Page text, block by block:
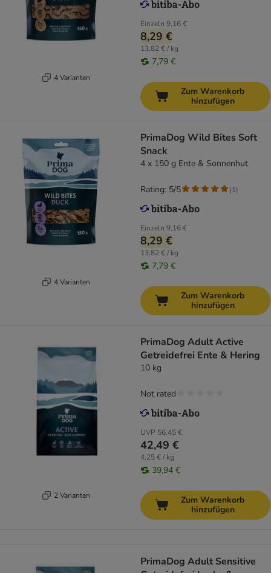
4 Varianten
Einzeln 9,16 €
8,29 €
13,82 € / kg
7,79 €
Zum Warenkorb
hinzufügen
4 Varianten
PrimaDog Wild Bites Soft
Snack
4 x 150 g Ente & Sonnenhut
Einzeln 9,16 €
8,29 €
13,82 € / kg
7,79 €
Rating: 5/5 (1)
Zum Warenkorb
hinzufügen
2 Varianten
PrimaDog Adult Active
Getreidefrei Ente & Hering
10 kg
UVP 56,45 €
42,49 €
4,25 € / kg
39,94 €
Not rated
Zum Warenkorb
hinzufügen
PrimaDog Adult Sensitive